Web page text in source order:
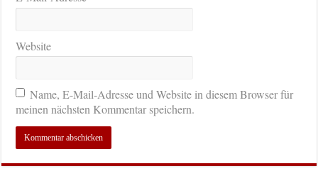
Website
Name, E-Mail-Adresse und Website in diesem Browser für
meinen nächsten Kommentar speichern.